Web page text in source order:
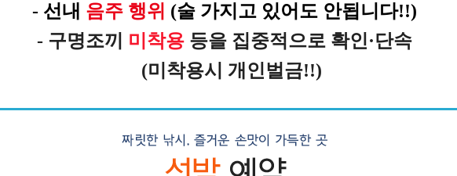
- 선내 음주 행위 (술 가지고 있어도 안됩니다!!)
- 구명조끼 미착용 등을 집중적으로 확인·단속
(미착용시 개인벌금!!)